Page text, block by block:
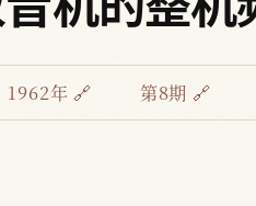
1962年 🔗 第8期 🔗